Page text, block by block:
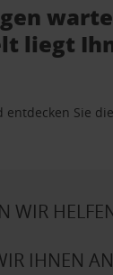
liegt
Sie
WIR
IHNEN